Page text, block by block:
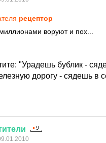
рецептор
воруют и пох...
"Урадешь бублик -
дорогу - сядешь в